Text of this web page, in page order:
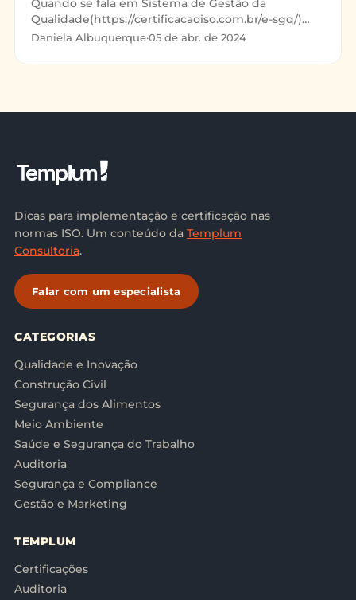
Quando se fala em Sistema de Gestão da
Qualidade(https://certificacaoiso.com.br/e-sgq/)
(SGQ), principalmente com a implementação da
Daniela Albuquerque·05 de abr. de 2024
Dicas para implementação e certificação nas
normas ISO. Um conteúdo da Templum
Consultoria.
Falar com um especialista
CATEGORIAS
Qualidade e Inovação
Construção Civil
Segurança dos Alimentos
Meio Ambiente
Saúde e Segurança do Trabalho
Auditoria
Segurança e Compliance
Gestão e Marketing
TEMPLUM
Certificações
Auditoria